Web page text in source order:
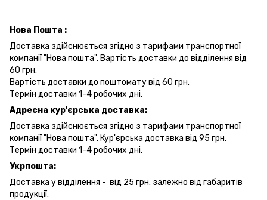
Нова Пошта :
Доставка здійснюється згідно з тарифами транспортної
компанії "Нова пошта". Вартість доставки до відділення від
60 грн.
Вартість доставки до поштомату від 60 грн.
Термін доставки 1-4 робочих дні.
Адресна кур'єрська доставка:
Доставка здійснюється згідно з тарифами транспортної
компанії "Нова пошта". Кур'єрська доставка від 95 грн.
Термін доставки 1-4 робочих дні.
Укрпошта:
Доставка у відділення - від 25 грн. залежно від габаритів
продукції.